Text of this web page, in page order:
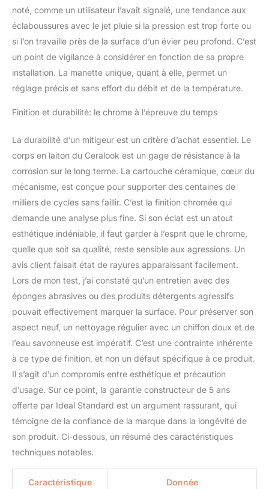
noté, comme un utilisateur l’avait signalé, une tendance aux
éclaboussures avec le jet pluie si la pression est trop forte ou
si l’on travaille près de la surface d’un évier peu profond. C’est
un point de vigilance à considérer en fonction de sa propre
installation. La manette unique, quant à elle, permet un
réglage précis et sans effort du débit et de la température.
Finition et durabilité: le chrome à l’épreuve du temps
La durabilité d’un mitigeur est un critère d’achat essentiel. Le
corps en laiton du Ceralook est un gage de résistance à la
corrosion sur le long terme. La cartouche céramique, cœur du
mécanisme, est conçue pour supporter des centaines de
milliers de cycles sans faillir. C’est la finition chromée qui
demande une analyse plus fine. Si son éclat est un atout
esthétique indéniable, il faut garder à l’esprit que le chrome,
quelle que soit sa qualité, reste sensible aux agressions. Un
avis client faisait état de rayures apparaissant facilement.
Lors de mon test, j’ai constaté qu’un entretien avec des
éponges abrasives ou des produits détergents agressifs
pouvait effectivement marquer la surface. Pour préserver son
aspect neuf, un nettoyage régulier avec un chiffon doux et de
l’eau savonneuse est impératif. C’est une contrainte inhérente
à ce type de finition, et non un défaut spécifique à ce produit.
Il s’agit d’un compromis entre esthétique et précaution
d’usage. Sur ce point, la garantie constructeur de 5 ans
offerte par Ideal Standard est un argument rassurant, qui
témoigne de la confiance de la marque dans la longévité de
son produit. Ci-dessous, un résumé des caractéristiques
techniques notables.
Caractéristique Donnée